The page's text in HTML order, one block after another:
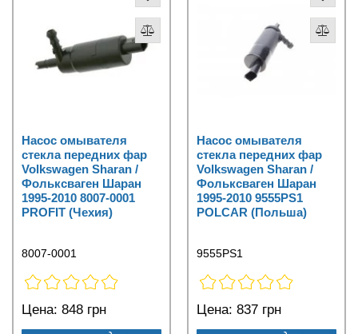
Насос омывателя
стекла передних фар
Volkswagen Sharan /
Фольксваген Шаран
1995-2010 8007-0001
PROFIT (Чехия)
8007-0001
Цена: 848 грн
Насос омывателя
стекла передних фар
Volkswagen Sharan /
Фольксваген Шаран
1995-2010 9555PS1
POLCAR (Польша)
9555PS1
Цена: 837 грн